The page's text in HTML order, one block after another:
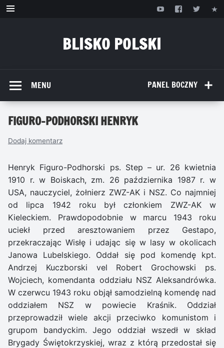
Przejdź
BLISKO POLSKI
PANEL BOCZNY
MENU
FIGURO-PODHORSKI HENRYK
Dodaj komentarz
Henryk Figuro-Podhorski ps. Step – ur. 26 kwietnia
1910 r. w Boiskach, zm. 26 października 1987 r. w
USA, nauczyciel, żołnierz ZWZ-AK i NSZ. Co najmniej
od lipca 1942 roku był członkiem ZWZ-AK w
Kieleckiem. Prawdopodobnie w marcu 1943 roku
uciekł przed aresztowaniem przez Gestapo,
przekraczając Wisłę i udając się w lasy w okolicach
Janowa Lubelskiego. Oddał się pod komendę kpt.
Andrzej Kuczborski vel Robert Grochowski ps.
Wojciech, komendanta oddziału NSZ Aleksandrówka.
W czerwcu 1943 roku objął samodzielną komendę nad
oddziałem NSZ w powiecie Kraśnik. Oddział
przeprowadził wiele akcji przeciwko komunistom i
grupom bandyckim. Jego oddział wszedł w skład
Brygady Świętokrzyskiej, wraz z którą przedostał się